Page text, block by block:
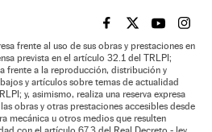
EL PAÍS BRASIL EN
EL PAÍSEL PAÍS
EL
frente al uso de sus obras y prestaciones en
prevista en el artículo 32.1 del TRLPI;
frente a la reproducción, distribución y
y artículos sobre temas de actualidad
y, asimismo, realiza una reserva expresa
obras y otras prestaciones accesibles desde
mecánica u otros medios que resulten